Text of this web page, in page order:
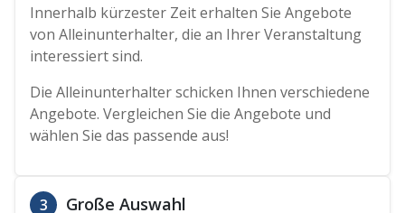
Innerhalb kürzester Zeit erhalten Sie Angebote
von Alleinunterhalter, die an Ihrer Veranstaltung
interessiert sind.
Die Alleinunterhalter schicken Ihnen verschiedene
Angebote. Vergleichen Sie die Angebote und
wählen Sie das passende aus!
3 Große Auswahl